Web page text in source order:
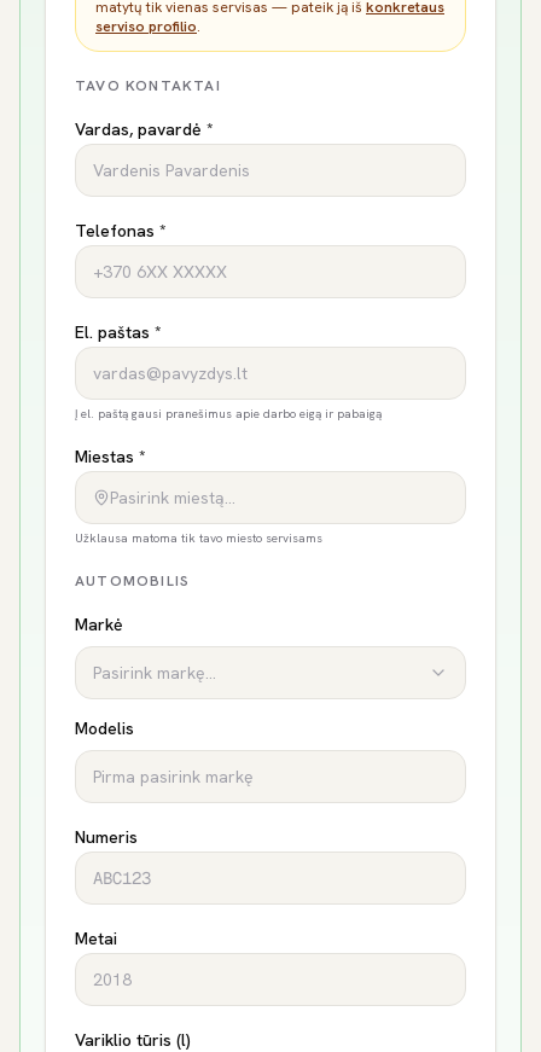
matytų tik vienas servisas — pateik ją iš konkretaus
serviso profilio.
TAVO KONTAKTAI
Vardas, pavardė *
Telefonas *
El. paštas *
Į el. paštą gausi pranešimus apie darbo eigą ir pabaigą
Miestas *
Pasirink miestą…
Užklausa matoma tik tavo miesto servisams
AUTOMOBILIS
Markė
Pasirink markę...
Modelis
Numeris
Metai
Variklio tūris (l)